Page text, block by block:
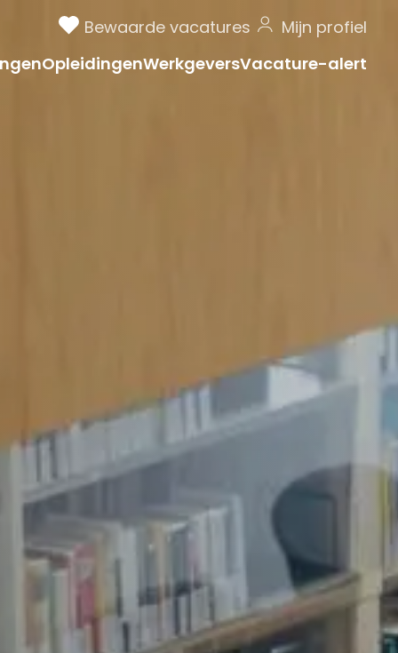
Bewaarde vacatures
Mijn profiel
OpleidingenWerkgeversVacature-alert